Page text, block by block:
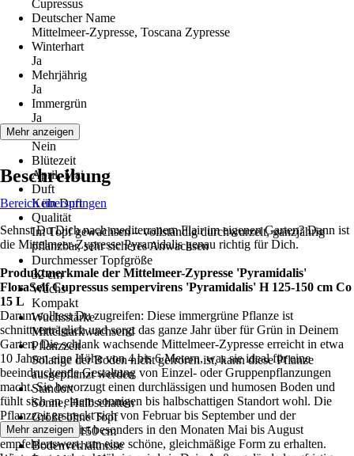
Cupressus
Deutscher Name
Mittelmeer-Zypresse, Toscana Zypresse
Winterhart
Ja
Mehrjährig
Ja
Immergrün
Ja
Blüte
Nein
Blütezeit
April, Mai
Duft
Kein Duft
Qualität
Im Topf gewachsen – vollständig durchwurzelt, ganzjährig
pflanzbar, sehr sicheres Anwachsen
Durchmesser Topfgröße
32 cm
Wuchs
Kompakt
Wuchsstärke
Mittelstarkwachsend
Pflanzzeit
Solange der Boden nicht gefroren ist, kann diese Pflanze
ausgepflanzt werden
Standort
Sonne, Halbschatten
Größe ohne Topf
125 cm - 150 cm
Bodenverhältnisse
Mehr anzeigen
Beschreibung
Bereich überspringen
Sehnst Du Dich nach mediterranem Flair im eigenen Garten? Dann ist
die Mittelmeer-Zypresse Pyramidalis genau richtig für Dich.
Produktmerkmale der Mittelmeer-Zypresse 'Pyramidalis'
FloraSelf Cupressus sempervirens 'Pyramidalis' H 125-150 cm Co
15 L
Darum solltest Du zugreifen: Diese immergrüne Pflanze ist
schnittverträglich und sorgt das ganze Jahr über für Grün in Deinem
Garten. Die schlank wachsende Mittelmeer-Zypresse erreicht in etwa
10 Jahren eine Höhe von 4 bis 6 Metern, was sie ideal für eine
beeindruckende Gestaltung von Einzel- oder Gruppenpflanzungen
macht. Sie bevorzugt einen durchlässigen und humosen Boden und
fühlt sich an einem sonnigen bis halbschattigen Standort wohl. Die
Pflanzzeit erstreckt sich von Februar bis September und der
Pflanzenschnitt ist besonders in den Monaten Mai bis August
empfehlenswert, um eine schöne, gleichmäßige Form zu erhalten.
Mehr anzeigen